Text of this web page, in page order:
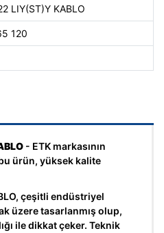
LIY(ST)Y KABLO
120
- ETK markasının
ürün, yüksek kalite
çeşitli endüstriyel
üzere tasarlanmış olup,
ile dikkat çeker. Teknik